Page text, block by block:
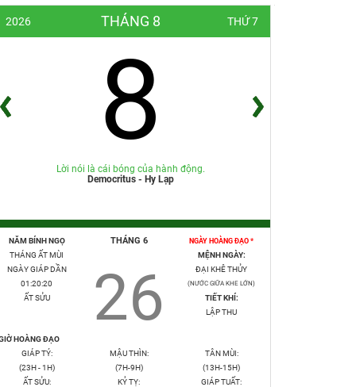
2026 THÁNG 8 THỨ 7
8
Lời nói là cái bóng của hành động.
Democritus - Hy Lạp
NĂM BÍNH NGỌ
THÁNG ẤT MÙI
NGÀY GIÁP DẦN
01:20:22
ẤT SỬU
THÁNG 6
26
NGÀY HOÀNG ĐẠO *
MỆNH NGÀY:
ĐẠI KHÊ THỦY
(NƯỚC GIỮA KHE LỚN)
TIẾT KHÍ:
LẬP THU
HOÀNG ĐẠO
GIÁP TÝ:
(23H - 1H)
ẤT SỬU:
MẬU THÌN:
(7H-9H)
KỶ TỴ:
TÂN MÙI:
(13H-15H)
GIÁP TUẤT: